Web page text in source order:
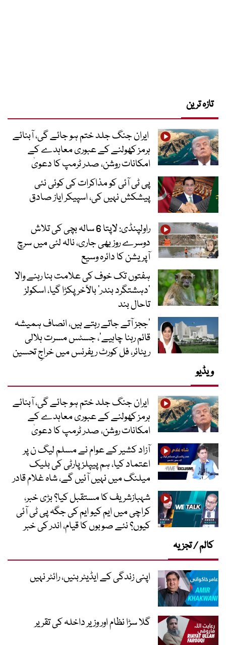
تازہ ترین
ایران جنگ جلد ختم ہو جائے گی، آبنائے
ہرمز کھولنے کے عبوری معاہدے کے
امکانات روشن، صدر ٹرمپ کا دعویٰ
پی ٹی آئی کو مذاکرات کی کوئی نئی
پیشکش نہیں کی، اسپیکر ایاز صادق
راولپنڈی: لاپتا 6 سالہ بچی کی تلاش
دوسرے روز بھی جاری، نالہ لئی میں سرچ
آپریشن کا دائرہ وسیع
ہفتوں تک خوف کی علامت بنا رہنے والا
‘دہشتگرد بندر’ بالآخر پکڑا گیا، اسکولز
تاحال بند
’ججز آتے جاتے رہتے ہیں، انصاف ہمیشہ
قائم رہنا چاہیے‘، جسٹس مسرت ہلالی
ریٹائر، فل کورٹ ریفرنس میں خراجِ تحسین
ویڈیو
ایران جنگ جلد ختم ہو جائے گی، آبنائے
ہرمز کھولنے کے عبوری معاہدے کے
امکانات روشن، صدر ٹرمپ کا دعویٰ
آزاد کشیر کے عوام نے مسلم لیگ ن پر
اعتماد کیا، ہم پیپلز پارٹی کی بلیک
میلنگ میں نہیں آئیں گے، شاہ غلام قادر
شہبازشریف کا مستقبل کیا؟ بڑی خبر،
کراچی میں ایم کیو ایم کی جگہ پی ٹی آئی
کیوں؟ نئے صوبوں کا قیام، اندر کی خبر
کالم / تجزیہ
اپنی زندگی کے ایڈیٹر بنیں، رائٹر نہیں
گلا سڑا نظام اور وزیر داخلہ کی تقریر